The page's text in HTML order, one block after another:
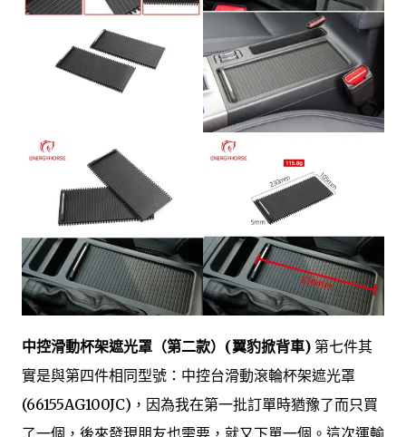
中控滑動杯架遮光罩（第二款）(翼豹掀背車) 第七件其
實是與第四件相同型號：中控台滑動滾輪杯架遮光罩
(66155AG100JC)，因為我在第一批訂單時猶豫了而只買
了一個，後來發現朋友也需要，就又下單一個。這次運輸